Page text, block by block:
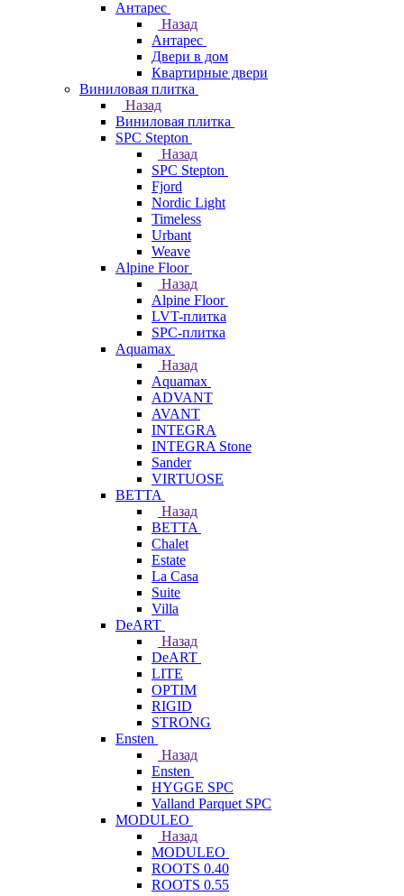
Антарес
Назад
Антарес
Двери в дом
Квартирные двери
Виниловая плитка
Назад
Виниловая плитка
SPC Stepton
Назад
SPC Stepton
Fjord
Nordic Light
Timeless
Urbant
Weave
Alpine Floor
Назад
Alpine Floor
LVT-плитка
SPC-плитка
Aquamax
Назад
Aquamax
ADVANT
AVANT
INTEGRA
INTEGRA Stone
Sander
VIRTUOSE
BETTA
Назад
BETTA
Chalet
Estate
La Casa
Suite
Villa
DeART
Назад
DeART
LITE
OPTIM
RIGID
STRONG
Ensten
Назад
Ensten
HYGGE SPC
Valland Parquet SPC
MODULEO
Назад
MODULEO
ROOTS 0.40
ROOTS 0.55